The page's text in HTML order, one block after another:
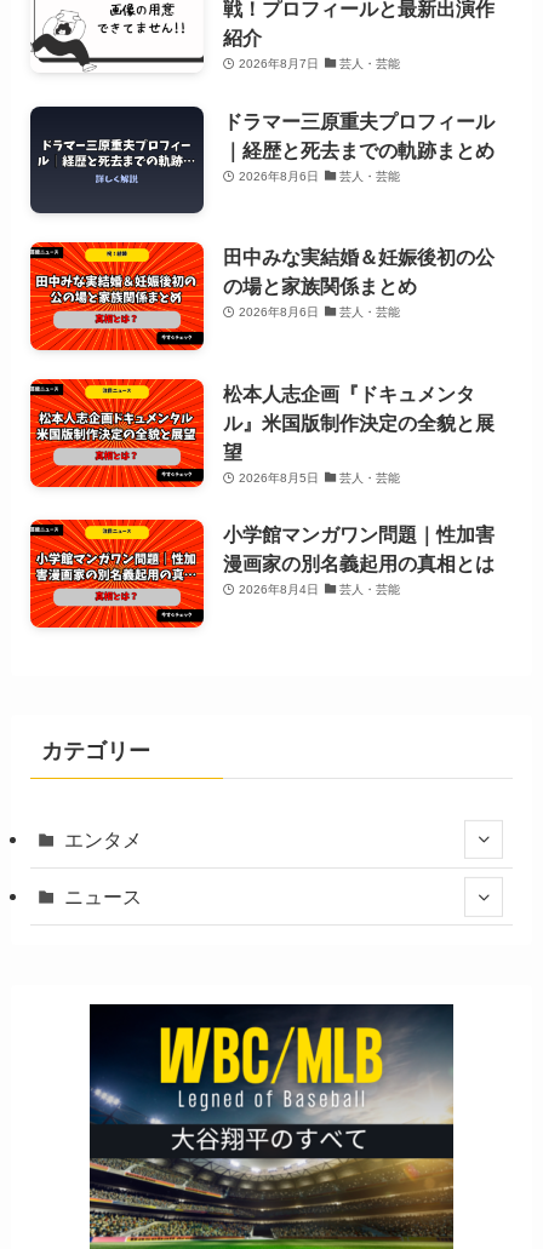
戦！プロフィールと最新出演作
紹介
2026年8月7日 芸人・芸能
ドラマー三原重夫プロフィール
｜経歴と死去までの軌跡まとめ
2026年8月6日 芸人・芸能
田中みな実結婚＆妊娠後初の公
の場と家族関係まとめ
2026年8月6日 芸人・芸能
松本人志企画『ドキュメンタ
ル』米国版制作決定の全貌と展
望
2026年8月5日 芸人・芸能
小学館マンガワン問題｜性加害
漫画家の別名義起用の真相とは
2026年8月4日 芸人・芸能
カテゴリー
エンタメ
ニュース